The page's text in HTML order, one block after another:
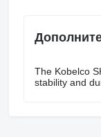
The Kobelco
stability and